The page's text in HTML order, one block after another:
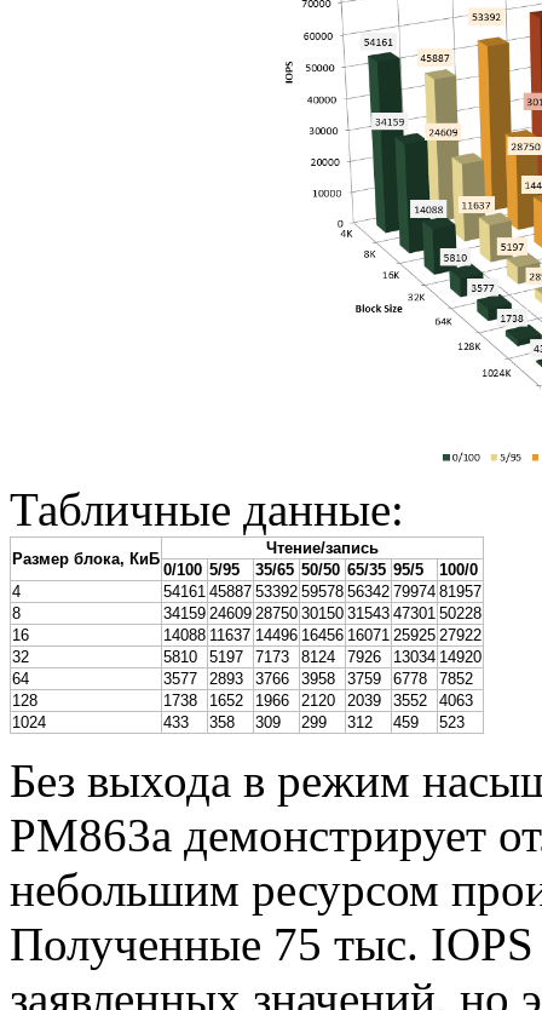
Табличные данные:
Размер блока, КиБ
Чтение/запись
0/100 5/95 35/65 50/50 65/35 95/5
100/0
4
54161 45887 53392 59578 56342 79974 81957
8
34159 24609 28750 30150 31543 47301 50228
16
14088 11637 14496 16456 16071 25925 27922
32
5810 5197 7173 8124 7926 13034 14920
64
3577 2893 3766 3958 3759 6778
7852
128
1738 1652 1966 2120 2039 3552
4063
1024
433 358 309 299 312 459 523
Без выхода в режим
PM863a демонстрирует
небольшим ресурсом
Полученные 75 тыс. IOPS
заявленных значений, но